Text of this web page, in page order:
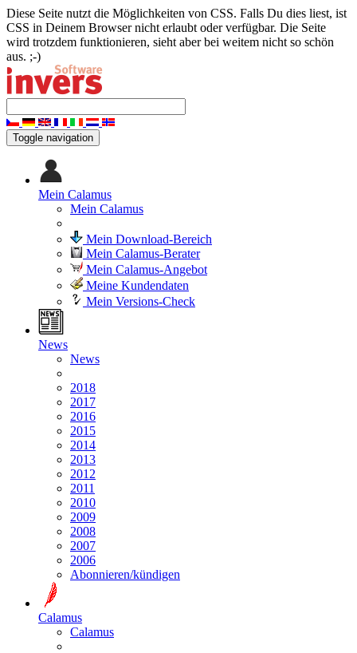
Diese Seite nutzt die Möglichkeiten von CSS. Falls Du dies liest, ist
CSS in Deinem Browser nicht erlaubt oder verfügbar. Die Seite
wird trotzdem funktionieren, sieht aber bei weitem nicht so schön
aus. ;-)
Toggle navigation
Mein Calamus
Mein Calamus
Mein Download-Bereich
Mein Calamus-Berater
Mein Calamus-Angebot
Meine Kundendaten
Mein Versions-Check
News
News
2018
2017
2016
2015
2014
2013
2012
2011
2010
2009
2008
2007
2006
Abonnieren/kündigen
Calamus
Calamus